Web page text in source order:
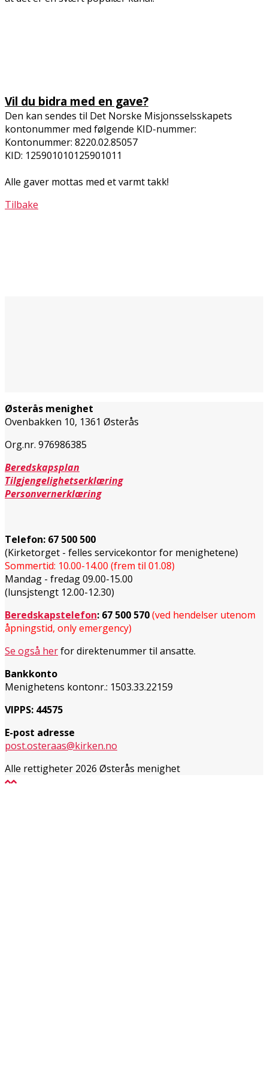
Vil du bidra med en gave?
Den kan sendes til Det Norske Misjonsselsskapets
kontonummer med følgende KID-nummer:
Kontonummer: 8220.02.85057
KID: 125901010125901011
Alle gaver mottas med et varmt takk!
Tilbake
Østerås menighet
Ovenbakken 10, 1361 Østerås
Org.nr. 976986385
Beredskapsplan
Tilgjengelighetserklæring
Personvernerklæring
Telefon: 67 500 500
(Kirketorget - felles servicekontor for menighetene)
Sommertid: 10.00-14.00 (frem til 01.08)
Mandag - fredag 09.00-15.00
(lunsjstengt 12.00-12.30)
Beredskapstelefon: 67 500 570(ved hendelser utenom
åpningstid, only emergency)
Se også herfor direktenummer til ansatte.
Bankkonto
Menighetens kontonr.: 1503.33.22159
VIPPS: 44575
E-post adresse
post.osteraas@kirken.no
Alle rettigheter 2026 Østerås menighet